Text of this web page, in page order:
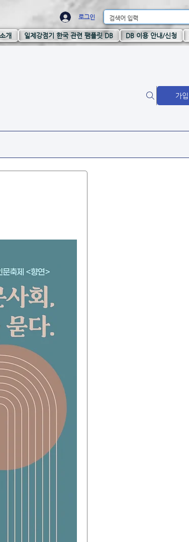
로그인
개 일제강점기 한국 관련 팸플릿 DB DB 이용 안내/신청
가입